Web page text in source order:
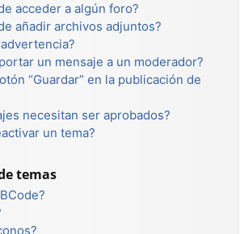
acceder a algún foro?
añadir archivos adjuntos?
un mensaje a un moderador?
“Guardar” en la publicación de
necesitan ser aprobados?
un tema?
temas